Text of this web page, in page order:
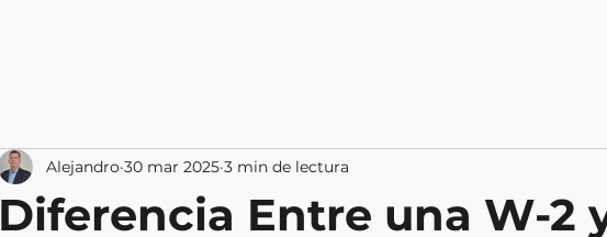
Diferencia Entre una W-2
Alejandro 30 mar 2025 3 min de lectura